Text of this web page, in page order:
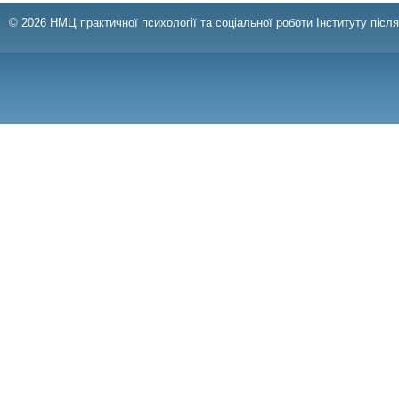
© 2026 НМЦ практичної психології та соціальної роботи Інституту